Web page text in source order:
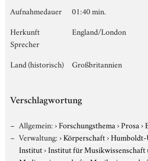
Aufnahmedauer
01:40 min.
Herkunft
Sprecher
England/London
Land (historisch) Großbritannien
Verschlagwortung
Allgemein:›Forschungsthema›Prosa›
Verwaltung:›Körperschaft›Humboldt-
Institut›Institut für Musikwissenschaft